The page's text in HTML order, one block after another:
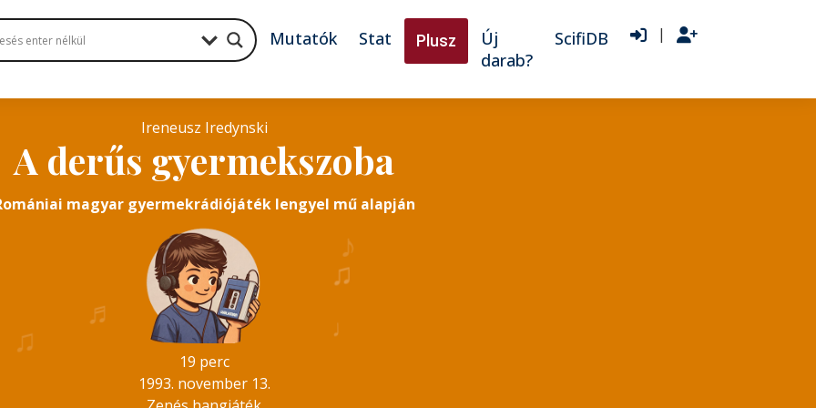
Mutatók Stat Plusz
Új
darab?
ScifiDB |
♫
♬
♪
♪
♬
Ireneusz Iredynski
A derűs gyermekszoba
magyar gyermekrádiójáték lengyel mű alapján
19 perc
1993. november 13.